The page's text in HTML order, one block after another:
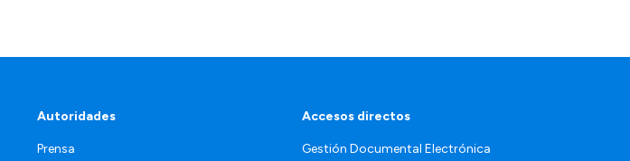
Autoridades
Prensa
Accesos directos
Gestión Documental Electrónica